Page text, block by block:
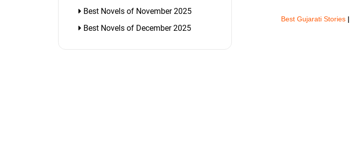
Best Novels of November 2025
Best Novels of December 2025
Best Gujarati Stories |